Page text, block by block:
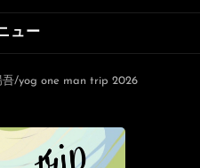
ュー
吾/yog one man trip 2026